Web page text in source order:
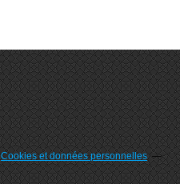
Cookies et données personnelles